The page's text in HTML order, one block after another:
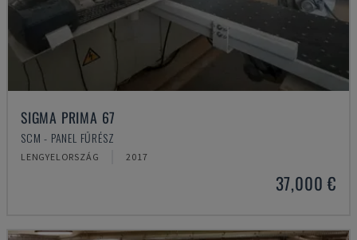
SIGMA PRIMA 67
SCM - PANEL FŰRÉSZ
LENGYELORSZÁG 2017
37,000 €